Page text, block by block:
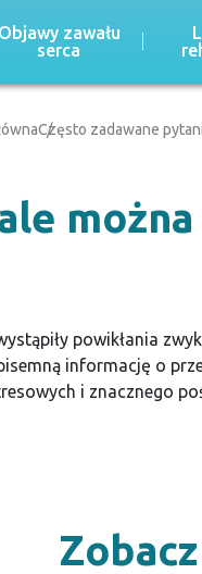
Objawy zawału
serca
Często zadawane
powikłania
informację o
i znacznego